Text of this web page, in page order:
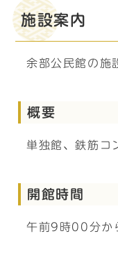
施設案内
余部公民館の施
概要
単独館、鉄筋コ
開館時間
午前9時00分か